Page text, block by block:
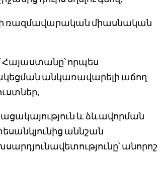
ռազմավարական միասնական
որպես
անկառավարելի աճող
և ձևավորման
աննշան
անորոշ